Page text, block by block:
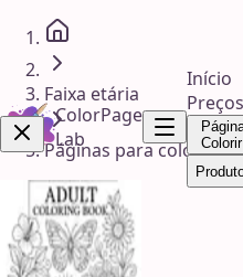
Garanta Agora!
ColorPage
Lab
Início
Preços
Faixa etária
Páginas para colorir